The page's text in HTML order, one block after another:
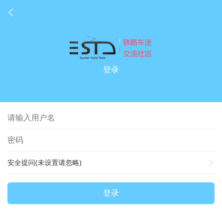
登录
安全提问(未设置请忽略)
登录